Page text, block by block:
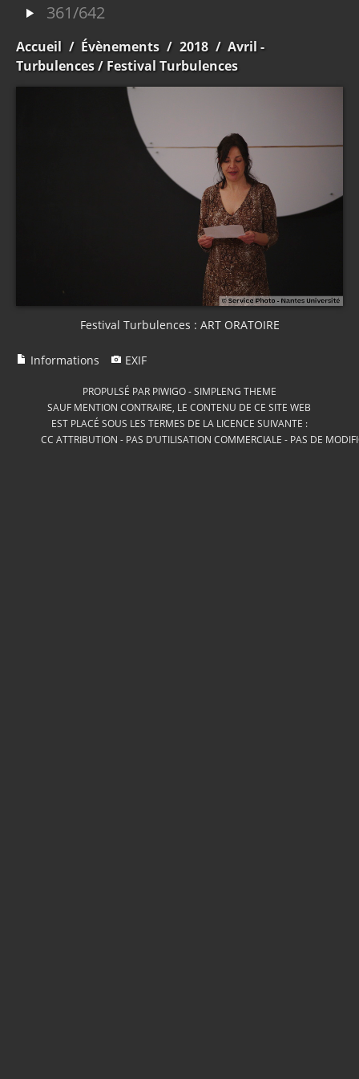
361/642
Accueil / Évènements / 2018 / Avril -
Turbulences/ Festival Turbulences
Festival Turbulences : ART ORATOIRE
Informations EXIF
PROPULSÉ PAR PIWIGO-SIMPLENG THEME
SAUF MENTION CONTRAIRE, LE CONTENU DE CE SITE WEB
EST PLACÉ SOUS LES TERMES DE LA LICENCE SUIVANTE :
CC ATTRIBUTION - PAS D’UTILISATION COMMERCIALE - PAS DE